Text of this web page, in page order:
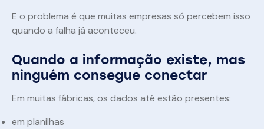
E o problema é que muitas empresas só percebem isso
quando a falha já aconteceu.
Quando a informação existe, mas
ninguém consegue conectar
Em muitas fábricas, os dados até estão presentes:
em planilhas